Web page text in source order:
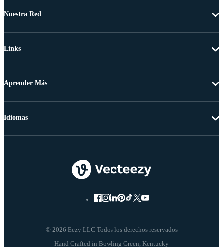
Nuestra Red
Links
Aprender Más
© 2026 Eezy LLC Todos los derechos reservados
Idiomas